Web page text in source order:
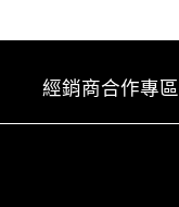
經銷商合作專區